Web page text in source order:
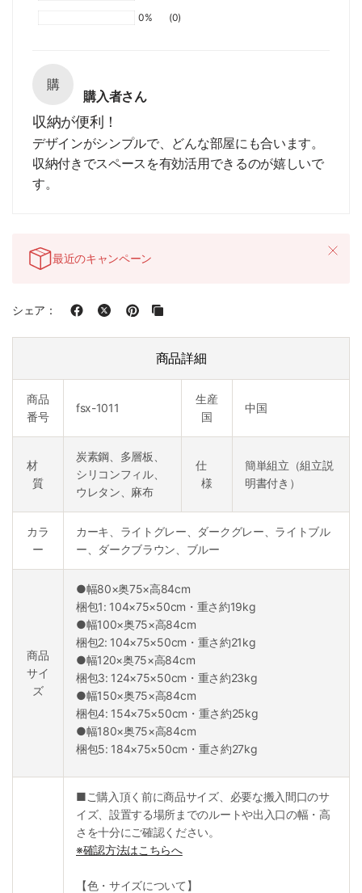
0%
(0)
購
購入者さん
収納が便利！
デザインがシンプルで、どんな部屋にも合います。
収納付きでスペースを有効活用できるのが嬉しいで
す。
最近のキャンペーン
シェア：
商品詳細
商品
番号
fsx-1011
生産
国
中国
材
質
炭素鋼、多層板、
シリコンフィル、
ウレタン、麻布
仕
様
簡単組立（組立説
明書付き）
カラ
ー
カーキ、ライトグレー、ダークグレー、ライトブル
ー、ダークブラウン、ブルー
商品
サイ
ズ
●幅80×奥75×高84cm
梱包1: 104×75×50cm・重さ約19kg
●幅100×奥75×高84cm
梱包2: 104×75×50cm・重さ約21kg
●幅120×奥75×高84cm
梱包3: 124×75×50cm・重さ約23kg
●幅150×奥75×高84cm
梱包4: 154×75×50cm・重さ約25kg
●幅180×奥75×高84cm
梱包5: 184×75×50cm・重さ約27kg
■ご購入頂く前に商品サイズ、必要な搬入間口のサ
イズ、設置する場所までのルートや出入口の幅・高
さを十分にご確認ください。
※確認方法はこちらへ
【色・サイズについて】